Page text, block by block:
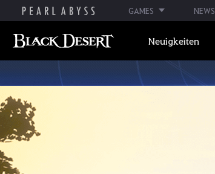
GAMES NEWS
Neuigkeiten